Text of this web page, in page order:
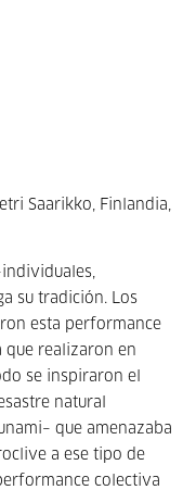
Saarikko, Finlandia,
su tradición. Los
esta performance
que realizaron en
se inspiraron el
natural
que amenazaba
a ese tipo de
colectiva